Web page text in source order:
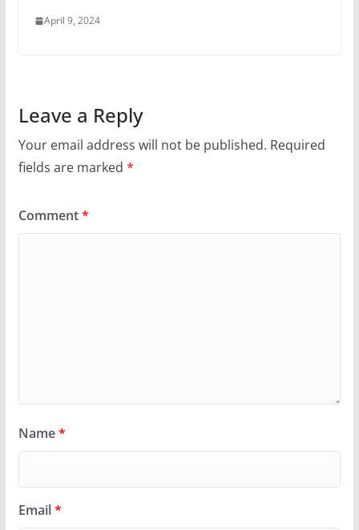
April 9, 2024
Leave a Reply
Your email address will not be published. Required
fields are marked *
Comment*
Name*
Email*